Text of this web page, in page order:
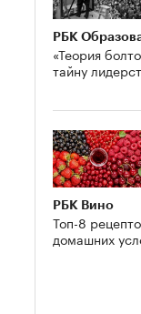
РБК
«Теория
тайну
РБК Вино
Топ-8
домашних